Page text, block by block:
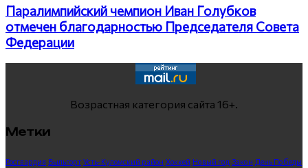
Паралимпийский чемпион Иван Голубков
отмечен благодарностью Председателя Совета
Федерации
Возрастная категория сайта 16+.
Метки
Росгвардия Выльгорт Усть-Куломский район Хоккей Новый год Закон День Победы